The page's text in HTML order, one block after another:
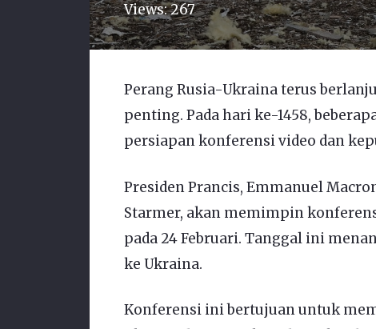
Views:267
Perang Rusia-Ukraina terus
penting. Pada hari ke-1458,
persiapan konferensi video dan
Presiden Prancis, Emmanuel
Starmer, akan memimpin
pada 24 Februari. Tanggal ini
ke Ukraina.
Konferensi ini bertujuan untuk